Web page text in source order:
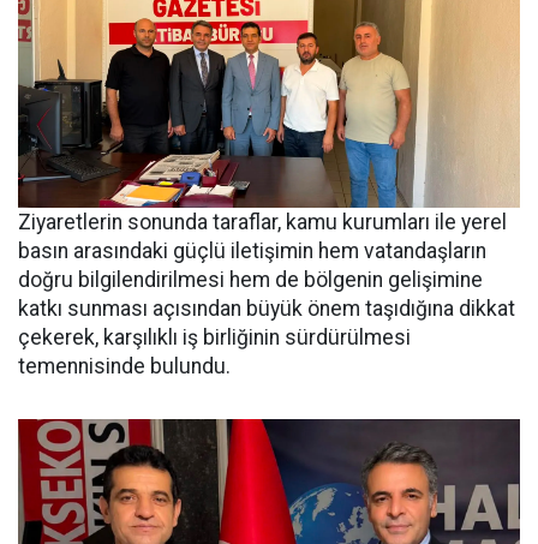
Ziyaretlerin sonunda taraflar, kamu kurumları ile yerel
basın arasındaki güçlü iletişimin hem vatandaşların
doğru bilgilendirilmesi hem de bölgenin gelişimine
katkı sunması açısından büyük önem taşıdığına dikkat
çekerek, karşılıklı iş birliğinin sürdürülmesi
temennisinde bulundu.